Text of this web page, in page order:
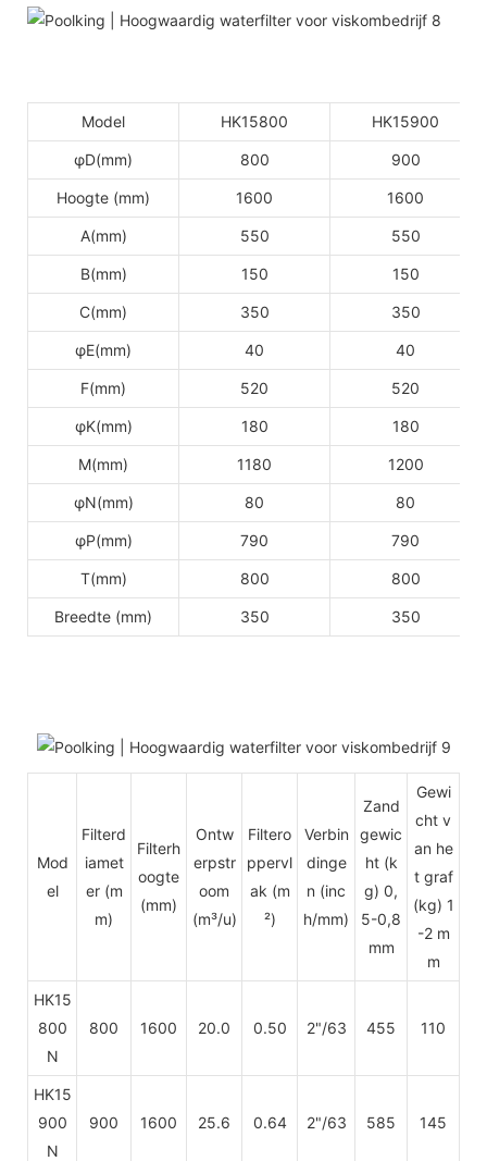
Model HK15800 HK15900
φD(mm) 800 900
Hoogte (mm) 1600 1600
A(mm) 550 550
B(mm) 150 150
C(mm) 350 350
φE(mm) 40 40
F(mm) 520 520
φK(mm) 180 180
M(mm) 1180 1200
φN(mm) 80 80
φP(mm) 790 790
T(mm) 800 800
Breedte (mm) 350 350
Mod
el
Filterd
iamet
er (m
m)
Filterh
oogte
(mm)
Ontw
erpstr
oom
(m³/u)
Filtero
ppervl
ak (m
²)
Verbin
dinge
n (inc
h/mm)
Zand
gewic
ht (k
g) 0,
5-0,8
mm
Gewi
cht v
an he
t graf
(kg) 1
-2 m
m
HK15
800
N
800 1600 20.0 0.50 2"/63 455 110
HK15
900
N
900 1600 25.6 0.64 2"/63 585 145